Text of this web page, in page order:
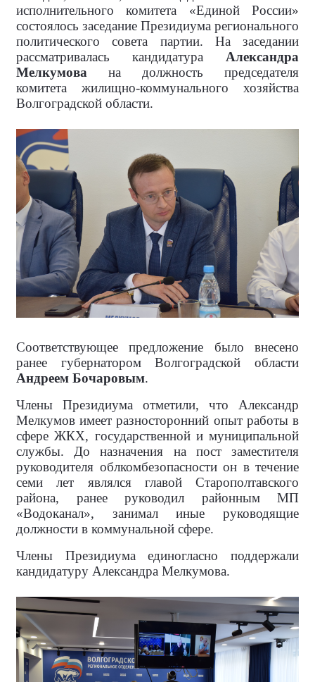
исполнительного комитета «Единой России»
состоялось заседание Президиума регионального
политического совета партии. На заседании
рассматривалась кандидатура Александра
Мелкумова на должность председателя
комитета жилищно-коммунального хозяйства
Волгоградской области.
Соответствующее предложение было внесено
ранее губернатором Волгоградской области
Андреем Бочаровым.
Члены Президиума отметили, что Александр
Мелкумов имеет разносторонний опыт работы в
сфере ЖКХ, государственной и муниципальной
службы. До назначения на пост заместителя
руководителя облкомбезопасности он в течение
семи лет являлся главой Старополтавского
района, ранее руководил районным МП
«Водоканал», занимал иные руководящие
должности в коммунальной сфере.
Члены Президиума единогласно поддержали
кандидатуру Александра Мелкумова.